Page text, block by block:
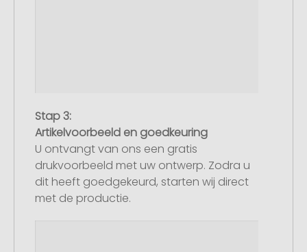
Stap 3:
Artikelvoorbeeld en goedkeuring
U ontvangt van ons een gratis
drukvoorbeeld met uw ontwerp. Zodra u
dit heeft goedgekeurd, starten wij direct
met de productie.